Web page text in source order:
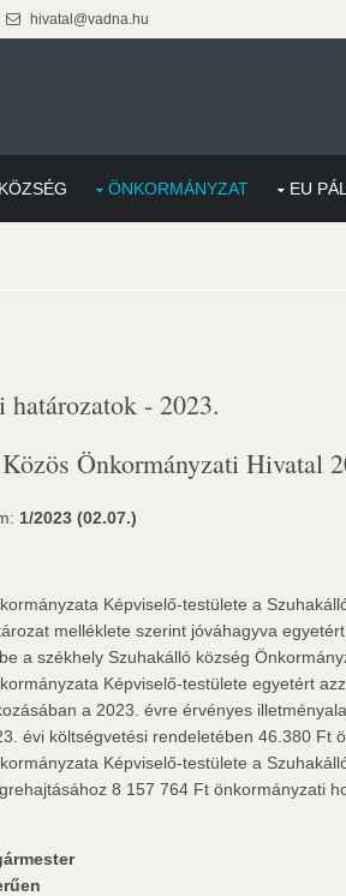
hivatal@vadna.hu
KÖZSÉG ÖNKORMÁNYZAT EU
határozatok - 2023.
Önkormányzati Hivatal
1/2023 (02.07.)
Képviselő-testülete a
melléklete szerint jóváhagyva
a székhely Szuhakálló község
Képviselő-testülete egyetért
a 2023. évre érvényes
évi költségvetési rendeletében 46.380 Ft
Képviselő-testülete a
8 157 764 Ft önkormányzati